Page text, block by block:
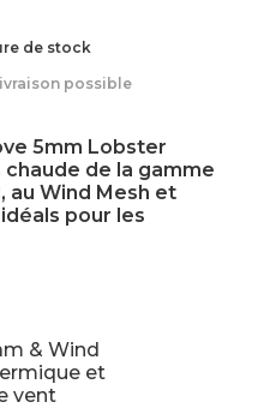
de stock
possible
5mm Lobster
de la gamme
au Wind Mesh et
pour les
& Wind
et
vent